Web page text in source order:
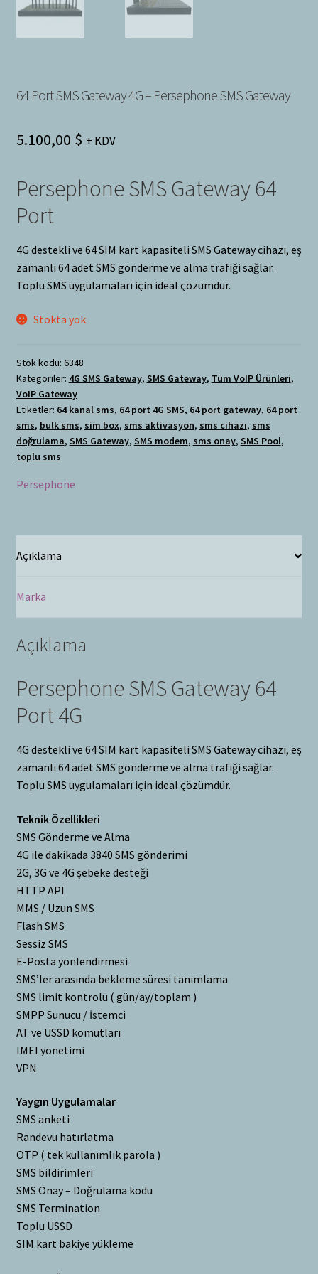
64 Port SMS Gateway 4G – Persephone SMS Gateway
5.100,00 $ + KDV
Persephone SMS Gateway 64
Port
4G destekli ve 64 SIM kart kapasiteli SMS Gateway cihazı, eş
zamanlı 64 adet SMS gönderme ve alma trafiği sağlar.
Toplu SMS uygulamaları için ideal çözümdür.
Stokta yok
Stok kodu: 6348
Kategoriler: 4G SMS Gateway, SMS Gateway, Tüm VoIP Ürünleri,
VoIP Gateway
Etiketler: 64 kanal sms, 64 port 4G SMS, 64 port gateway, 64 port
sms, bulk sms, sim box, sms aktivasyon, sms cihazı, sms
doğrulama, SMS Gateway, SMS modem, sms onay, SMS Pool,
toplu sms
Persephone
Açıklama
Marka
Açıklama
Persephone SMS Gateway 64
Port 4G
4G destekli ve 64 SIM kart kapasiteli SMS Gateway cihazı, eş
zamanlı 64 adet SMS gönderme ve alma trafiği sağlar.
Toplu SMS uygulamaları için ideal çözümdür.
Teknik Özellikleri
SMS Gönderme ve Alma
4G ile dakikada 3840 SMS gönderimi
2G, 3G ve 4G şebeke desteği
HTTP API
MMS / Uzun SMS
Flash SMS
Sessiz SMS
E-Posta yönlendirmesi
SMS’ler arasında bekleme süresi tanımlama
SMS limit kontrolü ( gün/ay/toplam )
SMPP Sunucu / İstemci
AT ve USSD komutları
IMEI yönetimi
VPN
Yaygın Uygulamalar
SMS anketi
Randevu hatırlatma
OTP ( tek kullanımlık parola )
SMS bildirimleri
SMS Onay – Doğrulama kodu
SMS Termination
Toplu USSD
SIM kart bakiye yükleme